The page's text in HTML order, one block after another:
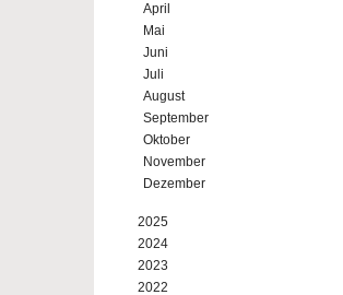
April
Mai
Juni
Juli
August
September
Oktober
November
Dezember
2025
2024
2023
2022